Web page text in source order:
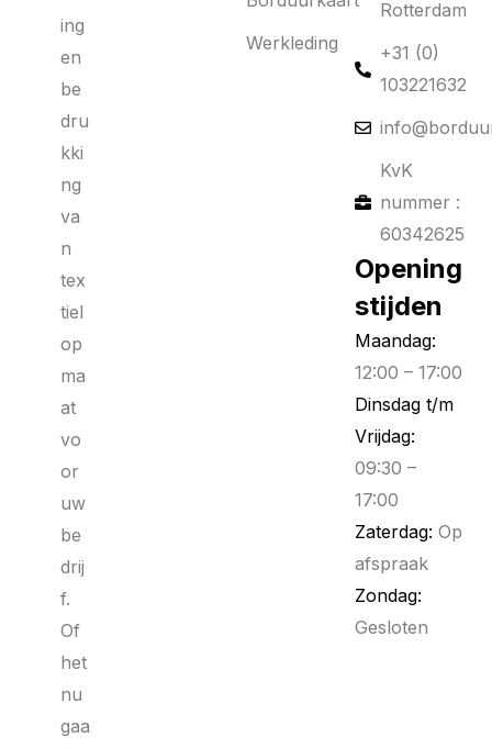
ing
en
be
dru
kki
ng
va
n
tex
tiel
op
ma
at
vo
or
uw
be
drij
f.
Of
het
nu
gaa
Werkleding
Rotterdam
+31 (0)
103221632
KvK
nummer :
60342625
Opening
stijden
Maandag:
12:00 – 17:00
Dinsdag t/m
Vrijdag:
09:30 –
17:00
Zaterdag: Op
afspraak
Zondag:
Gesloten